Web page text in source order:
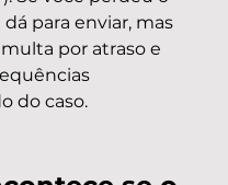
dá para enviar, mas
por atraso e
do caso.